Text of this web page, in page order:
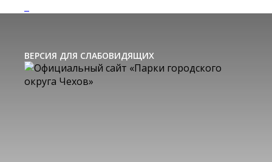
ВЕРСИЯ ДЛЯ СЛАБОВИДЯЩИХ